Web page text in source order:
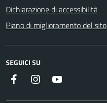
Dichiarazione di accessibilità
Piano di miglioramento del sito
SEGUICI SU
Facebook Instagram